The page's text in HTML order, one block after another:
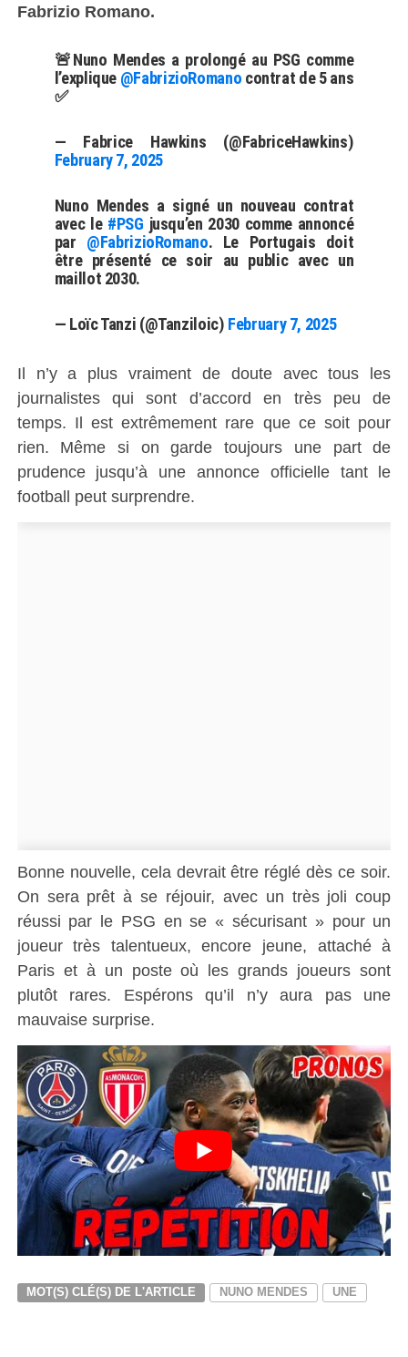
Fabrizio Romano.
🚨Nuno Mendes a prolongé au PSG comme
l’explique @FabrizioRomano contrat de 5 ans
✅
— Fabrice Hawkins (@FabriceHawkins)
February 7, 2025
Nuno Mendes a signé un nouveau contrat
avec le #PSG jusqu’en 2030 comme annoncé
par @FabrizioRomano. Le Portugais doit
être présenté ce soir au public avec un
maillot 2030.
— Loïc Tanzi (@Tanziloic) February 7, 2025
Il n’y a plus vraiment de doute avec tous les
journalistes qui sont d’accord en très peu de
temps. Il est extrêmement rare que ce soit pour
rien. Même si on garde toujours une part de
prudence jusqu’à une annonce officielle tant le
football peut surprendre.
Bonne nouvelle, cela devrait être réglé dès ce soir.
On sera prêt à se réjouir, avec un très joli coup
réussi par le PSG en se « sécurisant » pour un
joueur très talentueux, encore jeune, attaché à
Paris et à un poste où les grands joueurs sont
plutôt rares. Espérons qu’il n’y aura pas une
mauvaise surprise.
MOT(S) CLÉ(S) DE L'ARTICLE NUNO MENDES UNE